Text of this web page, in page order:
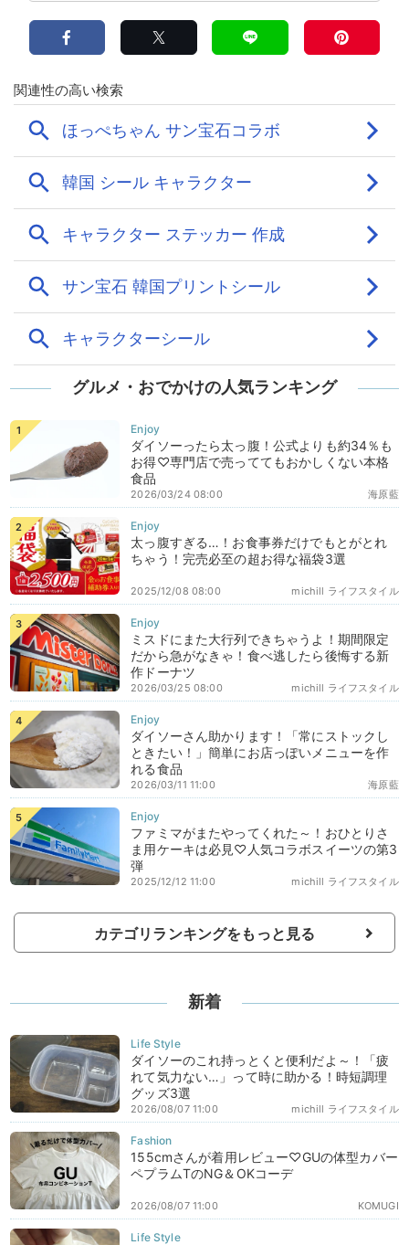
グルメ・おでかけの人気ランキング
ダイソーったら太っ腹！公式よりも約34％も
お得♡専門店で売っててもおかしくない本格
食品
海原藍
2026/03/24 08:00
太っ腹すぎる…！お食事券だけでもとがとれ
ちゃう！完売必至の超お得な福袋3選
michill ライフスタイル
2025/12/08 08:00
ミスドにまた大行列できちゃうよ！期間限定
だから急がなきゃ！食べ逃したら後悔する新
作ドーナツ
michill ライフスタイル
2026/03/25 08:00
ダイソーさん助かります！「常にストックし
ときたい！」簡単にお店っぽいメニューを作
れる食品
海原藍
2026/03/11 11:00
ファミマがまたやってくれた～！おひとりさ
ま用ケーキは必見♡人気コラボスイーツの第3
弾
michill ライフスタイル
2025/12/12 11:00
カテゴリランキングをもっと見る
新着
ダイソーのこれ持っとくと便利だよ～！「疲
れて気力ない…」って時に助かる！時短調理
グッズ3選
michill ライフスタイル
2026/08/07 11:00
155cmさんが着用レビュー♡GUの体型カバー
ペプラムTのNG＆OKコーデ
KOMUGI
2026/08/07 11:00